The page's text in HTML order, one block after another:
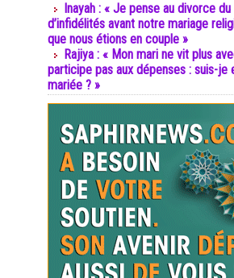
Inayah : « Je pense au divorce
d’infidélités avant notre mariage
que nous étions en couple »
Rajiya : « Mon mari ne vit plus
participe pas aux dépenses : suis-je
mariée ? »